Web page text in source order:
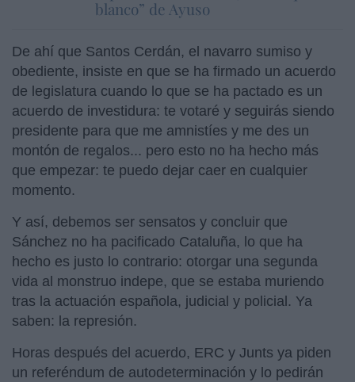
blanco” de Ayuso
De ahí que Santos Cerdán, el navarro sumiso y
obediente, insiste en que se ha firmado un acuerdo
de legislatura cuando lo que se ha pactado es un
acuerdo de investidura: te votaré y seguirás siendo
presidente para que me amnistíes y me des un
montón de regalos... pero esto no ha hecho más
que empezar: te puedo dejar caer en cualquier
momento.
Y así, debemos ser sensatos y concluir que
Sánchez no ha pacificado Cataluña, lo que ha
hecho es justo lo contrario: otorgar una segunda
vida al monstruo indepe, que se estaba muriendo
tras la actuación española, judicial y policial. Ya
saben: la represión.
Horas después del acuerdo, ERC y Junts ya piden
un referéndum de autodeterminación y lo pedirán